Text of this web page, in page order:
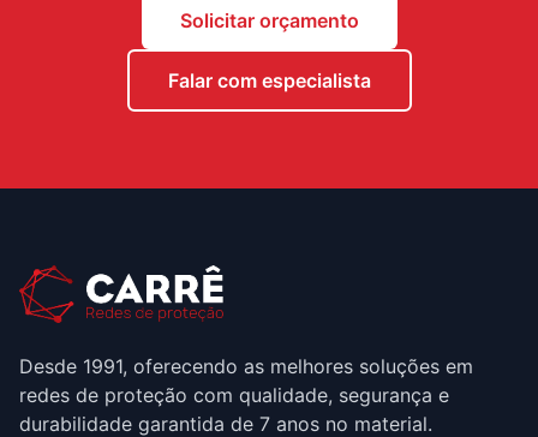
Solicitar orçamento
Falar com especialista
Desde 1991, oferecendo as melhores soluções em
redes de proteção com qualidade, segurança e
durabilidade garantida de 7 anos no material.